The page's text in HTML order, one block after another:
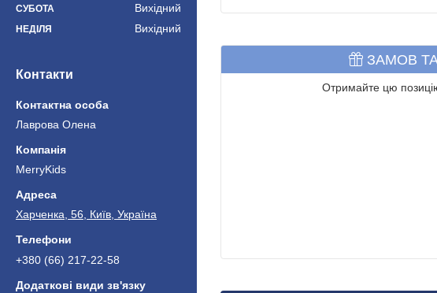
СУБОТА Вихідний
НЕДІЛЯ Вихідний
Контакти
Лаврова Олена
MerryKids
Харченка, 56, Київ, Україна
+380 (66) 217-22-58
ЗАМОВ
Отримайте цю